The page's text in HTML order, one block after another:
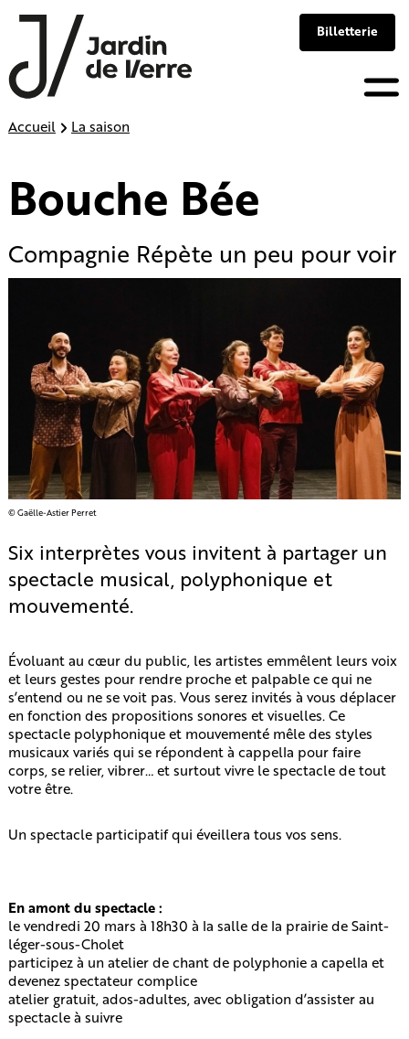
Billetterie
Skip
Accueil La saison
Bouche Bée
Compagnie Répète un peu pour voir
Six interprètes vous invitent à partager un
spectacle musical, polyphonique et
mouvementé.
Évoluant au cœur du public, les artistes emmêlent leurs voix
et leurs gestes pour rendre proche et palpable ce qui ne
s’entend ou ne se voit pas. Vous serez invités à vous déplacer
en fonction des propositions sonores et visuelles. Ce
spectacle polyphonique et mouvementé mêle des styles
musicaux variés qui se répondent à cappella pour faire
corps, se relier, vibrer… et surtout vivre le spectacle de tout
votre être.
Un spectacle participatif qui éveillera tous vos sens.
En amont du spectacle :
le vendredi 20 mars à 18h30 à la salle de la prairie de Saint-
léger-sous-Cholet
participez à un atelier de chant de polyphonie a capella et
devenez spectateur complice
atelier gratuit, ados-adultes, avec obligation d’assister au
spectacle à suivre
© Gaëlle-Astier Perret